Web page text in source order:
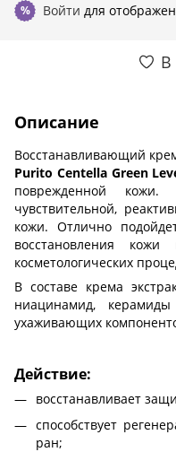
% Войти для
В
Описание
Восстанавливающий
Purito Centella Green
поврежденной
чувствительной,
кожи. Отлично
восстановления
косметологических
В составе крема
ниацинамид,
ухаживающих
Действие:
восстанавливает
способствует
ран;